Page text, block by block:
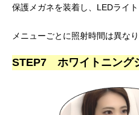
保護メガネを装着し、LEDライト
メニューごとに照射時間は異なり
STEP7 ホワイトニング